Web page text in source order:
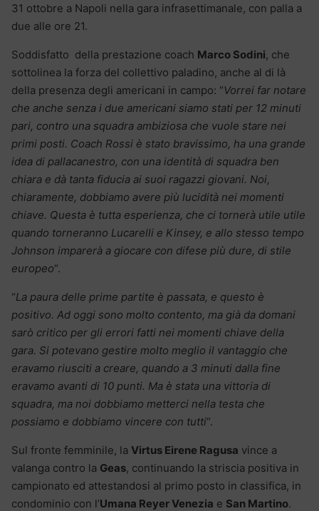
31 ottobre a Napoli nella gara infrasettimanale, con palla a
due alle ore 21.
Soddisfatto della prestazione coach Marco Sodini, che
sottolinea la forza del collettivo paladino, anche al di là
della presenza degli americani in campo: “Vorrei far notare
che anche senza i due americani siamo stati per 12 minuti
pari, contro una squadra ambiziosa che vuole stare nei
primi posti. Coach Rossi è stato bravissimo, ha una grande
idea di pallacanestro, con una identità di squadra ben
chiara e dà tanta fiducia ai suoi ragazzi giovani. Noi,
chiaramente, dobbiamo avere più lucidità nei momenti
chiave. Questa è tutta esperienza, che ci tornerà utile utile
quando torneranno Lucarelli e Kinsey, e allo stesso tempo
Johnson imparerà a giocare con difese più dure, di stile
europeo“.
“La paura delle prime partite è passata, e questo è
positivo. Ad oggi sono molto contento, ma già da domani
sarò critico per gli errori fatti nei momenti chiave della
gara. Si potevano gestire molto meglio il vantaggio che
eravamo riusciti a creare, quando a 3 minuti dalla fine
eravamo avanti di 10 punti. Ma è stata una vittoria di
squadra, ma noi dobbiamo metterci nella testa che
possiamo e dobbiamo vincere con tutti“.
Sul fronte femminile, la Virtus Eirene Ragusa vince a
valanga contro la Geas, continuando la striscia positiva in
campionato ed attestandosi al primo posto in classifica, in
condominio con l’Umana Reyer Venezia e San Martino.